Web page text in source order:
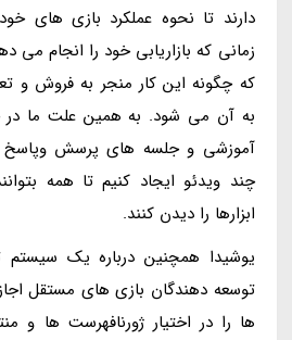
دارند تا نحوه عملکرد بازی های
زمانی که بازاریابی خود را انجام می
که چگونه این کار منجر به فروش و
به آن می شود. به همین علت ما در
آموزشی و جلسه های پرسش وپاسخ
چند ویدئو ایجاد کنیم تا همه
ابزارها را دیدن کنند.
یوشیدا همچنین درباره یک
توسعه دهندگان بازی های مستقل
ها را در اختیار ژورنافهرست ها و